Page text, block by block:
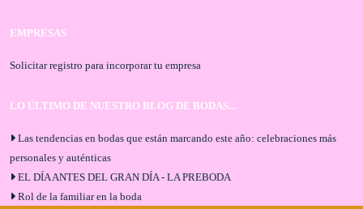
EMPRESAS
Solicitar registro para incorporar tu empresa
LO ÚLTIMO DE NUESTRO BLOG DE BODAS...
Las tendencias en bodas que están marcando este año: celebraciones más
personales y auténticas
EL DÍA ANTES DEL GRAN DÍA - LA PREBODA
Rol de la familiar en la boda